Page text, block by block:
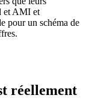
et AMI et
pour un schéma de
réellement